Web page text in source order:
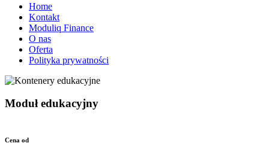
Home
Kontakt
Moduliq Finance
O nas
Oferta
Polityka prywatności
Moduł edukacyjny
Cena od